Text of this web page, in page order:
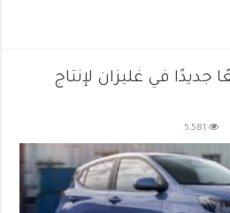
في غليزان لإنتاج
5,581